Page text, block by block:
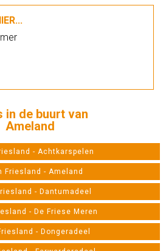
in de buurt van
Ameland
- Achtkarspelen
Friesland - Ameland
- Dantumadeel
- De Friese Meren
- Dongeradeel